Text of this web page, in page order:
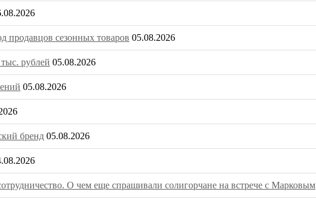
продавцов сезонных товаров 05.08.2026
рублей 05.08.2026
05.08.2026
бренд 05.08.2026
О чем еще спрашивали солигорчане на встрече с Марковым